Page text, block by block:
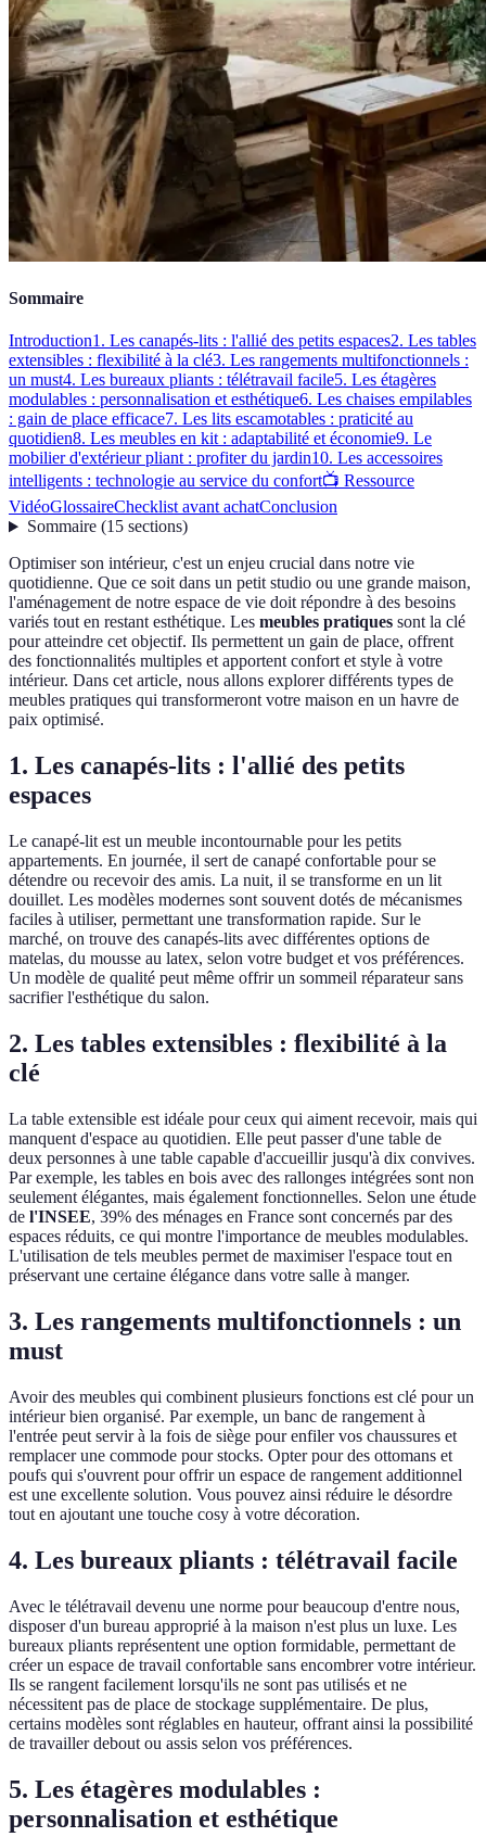
Sommaire
Introduction1. Les canapés-lits : l'allié des petits espaces2. Les tables
extensibles : flexibilité à la clé3. Les rangements multifonctionnels :
un must4. Les bureaux pliants : télétravail facile5. Les étagères
modulables : personnalisation et esthétique6. Les chaises empilables
: gain de place efficace7. Les lits escamotables : praticité au
quotidien8. Les meubles en kit : adaptabilité et économie9. Le
mobilier d'extérieur pliant : profiter du jardin10. Les accessoires
intelligents : technologie au service du confort📺 Ressource
VidéoGlossaireChecklist avant achatConclusion
Sommaire(15 sections)
Optimiser son intérieur, c'est un enjeu crucial dans notre vie
quotidienne. Que ce soit dans un petit studio ou une grande maison,
l'aménagement de notre espace de vie doit répondre à des besoins
variés tout en restant esthétique. Les meubles pratiques sont la clé
pour atteindre cet objectif. Ils permettent un gain de place, offrent
des fonctionnalités multiples et apportent confort et style à votre
intérieur. Dans cet article, nous allons explorer différents types de
meubles pratiques qui transformeront votre maison en un havre de
paix optimisé.
1. Les canapés-lits : l'allié des petits
espaces
Le canapé-lit est un meuble incontournable pour les petits
appartements. En journée, il sert de canapé confortable pour se
détendre ou recevoir des amis. La nuit, il se transforme en un lit
douillet. Les modèles modernes sont souvent dotés de mécanismes
faciles à utiliser, permettant une transformation rapide. Sur le
marché, on trouve des canapés-lits avec différentes options de
matelas, du mousse au latex, selon votre budget et vos préférences.
Un modèle de qualité peut même offrir un sommeil réparateur sans
sacrifier l'esthétique du salon.
2. Les tables extensibles : flexibilité à la
clé
La table extensible est idéale pour ceux qui aiment recevoir, mais qui
manquent d'espace au quotidien. Elle peut passer d'une table de
deux personnes à une table capable d'accueillir jusqu'à dix convives.
Par exemple, les tables en bois avec des rallonges intégrées sont non
seulement élégantes, mais également fonctionnelles. Selon une étude
de l'INSEE, 39% des ménages en France sont concernés par des
espaces réduits, ce qui montre l'importance de meubles modulables.
L'utilisation de tels meubles permet de maximiser l'espace tout en
préservant une certaine élégance dans votre salle à manger.
3. Les rangements multifonctionnels : un
must
Avoir des meubles qui combinent plusieurs fonctions est clé pour un
intérieur bien organisé. Par exemple, un banc de rangement à
l'entrée peut servir à la fois de siège pour enfiler vos chaussures et
remplacer une commode pour stocks. Opter pour des ottomans et
poufs qui s'ouvrent pour offrir un espace de rangement additionnel
est une excellente solution. Vous pouvez ainsi réduire le désordre
tout en ajoutant une touche cosy à votre décoration.
4. Les bureaux pliants : télétravail facile
Avec le télétravail devenu une norme pour beaucoup d'entre nous,
disposer d'un bureau approprié à la maison n'est plus un luxe. Les
bureaux pliants représentent une option formidable, permettant de
créer un espace de travail confortable sans encombrer votre intérieur.
Ils se rangent facilement lorsqu'ils ne sont pas utilisés et ne
nécessitent pas de place de stockage supplémentaire. De plus,
certains modèles sont réglables en hauteur, offrant ainsi la possibilité
de travailler debout ou assis selon vos préférences.
5. Les étagères modulables :
personnalisation et esthétique